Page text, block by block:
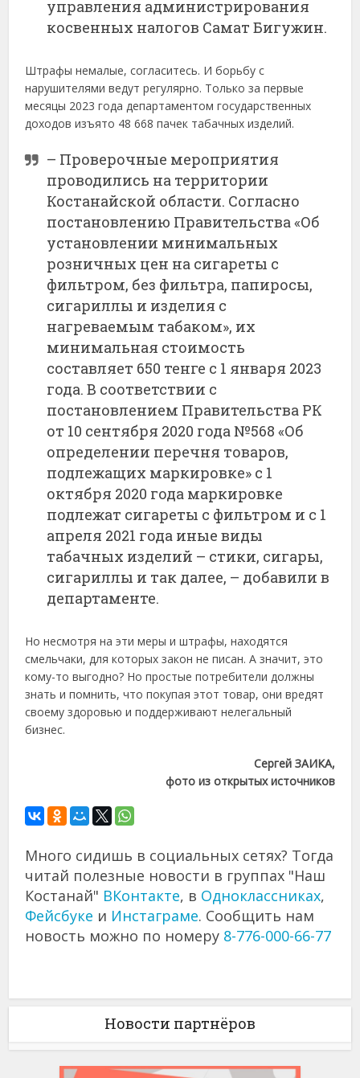
управления администрирования
косвенных налогов Самат Бигужин.
Штрафы немалые, согласитесь. И борьбу с
нарушителями ведут регулярно. Только за первые
месяцы 2023 года департаментом государственных
доходов изъято 48 668 пачек табачных изделий.
– Проверочные мероприятия
проводились на территории
Костанайской области. Согласно
постановлению Правительства «Об
установлении минимальных
розничных цен на сигареты с
фильтром, без фильтра, папиросы,
сигариллы и изделия с
нагреваемым табаком», их
минимальная стоимость
составляет 650 тенге с 1 января 2023
года. В соответствии с
постановлением Правительства РК
от 10 сентября 2020 года №568 «Об
определении перечня товаров,
подлежащих маркировке» с 1
октября 2020 года маркировке
подлежат сигареты с фильтром и с 1
апреля 2021 года иные виды
табачных изделий – стики, сигары,
сигариллы и так далее, – добавили в
департаменте.
Но несмотря на эти меры и штрафы, находятся
смельчаки, для которых закон не писан. А значит, это
кому-то выгодно? Но простые потребители должны
знать и помнить, что покупая этот товар, они вредят
своему здоровью и поддерживают нелегальный
бизнес.
Сергей ЗАИКА,
фото из открытых источников
Много сидишь в социальных сетях? Тогда
читай полезные новости в группах "Наш
Костанай" ВКонтакте, в Одноклассниках,
Фейсбуке и Инстаграме. Сообщить нам
новость можно по номеру 8-776-000-66-77
Новости партнёров